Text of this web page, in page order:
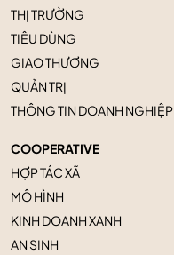
THỊ TRƯỜNG
TIÊU DÙNG
GIAO THƯƠNG
QUẢN TRỊ
THÔNG TIN DOANH NGHIỆP
COOPERATIVE
HỢP TÁC XÃ
MÔ HÌNH
KINH DOANH XANH
AN SINH